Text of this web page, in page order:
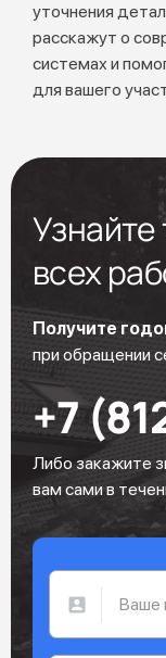
уточнения
расскажут о
системах и
для вашего
всех
Получите
при обращении
+7
Либо закажите
вам сами в